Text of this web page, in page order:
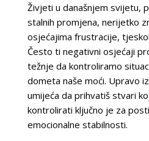
Živjeti u današnjem svijetu,
stalnih promjena, nerijetko
osjećajima frustracije,
Često ti negativni osjećaji
težnje da kontroliramo
dometa naše moći. Upravo
umijeća da prihvatiš stvari
kontrolirati ključno je za
emocionalne stabilnosti.